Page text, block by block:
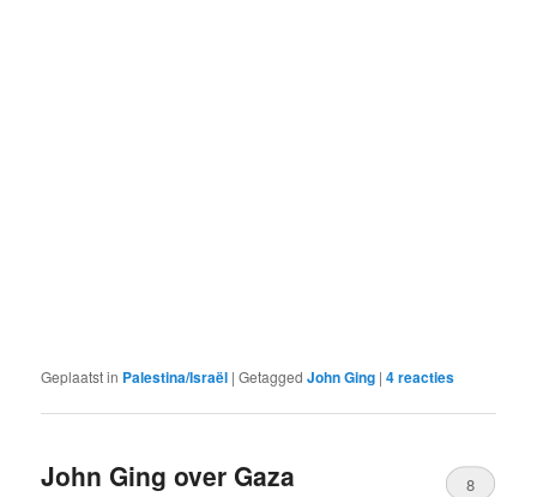
Geplaatst in Palestina/Israël |Getagged John Ging |4reacties
John Ging over Gaza 8